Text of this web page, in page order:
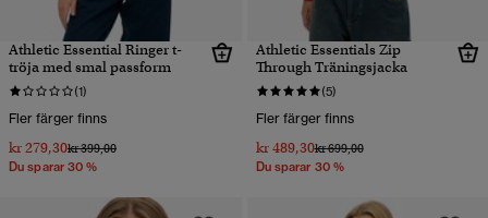
Athletic Essential Ringer t-
tröja med smal passform
(1)
Fler färger finns
kr 279,30Pris reducerat från
kr 399,00till
Du sparar 30 %
Athletic Essentials Zip
Through Träningsjacka
(5)
Fler färger finns
kr 489,30Pris reducerat från
kr 699,00till
Du sparar 30 %